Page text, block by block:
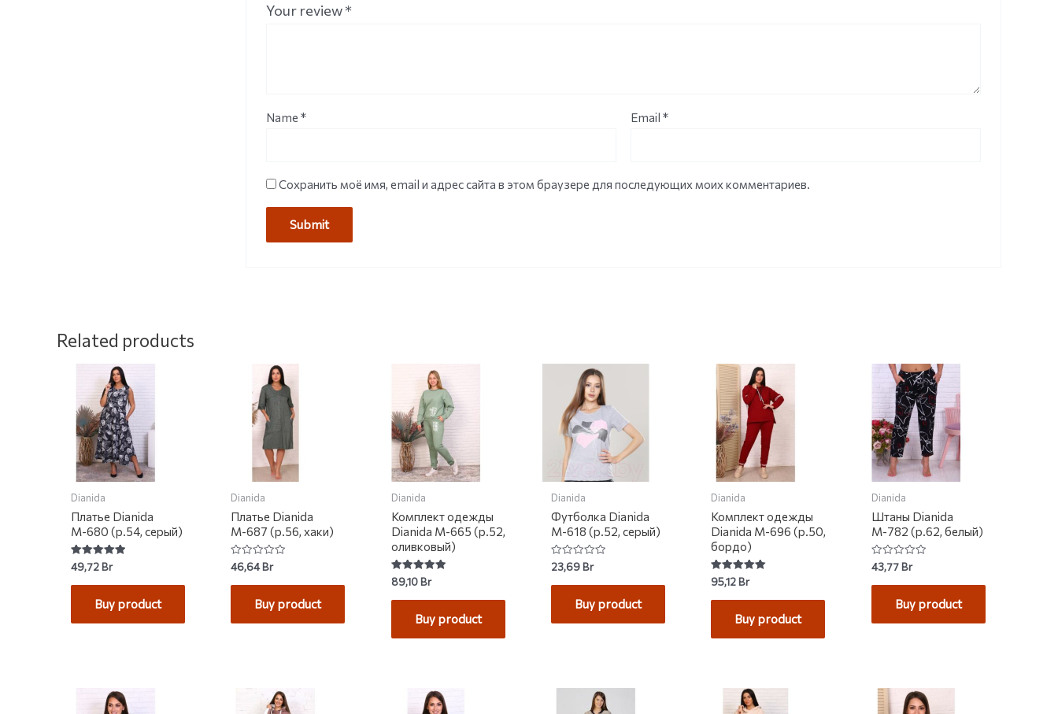
Your review*
Name* Email*
Сохранить моё имя, email и адрес сайта в этом браузере для последующих моих комментариев.
Related products
Dianida
Платье Dianida
М-680 (р.54, серый)
Rated
5.00
out of 5
49,72 Br
Buy product
Dianida
Платье Dianida
М-687 (р.56, хаки)
Rated
0
out
46,64Br
Buy product
Dianida
Комплект одежды
Dianida М-665 (р.52,
оливковый)
Rated
5.00
out of 5
89,10 Br
Buy product
Dianida
Футболка Dianida
М-618 (р.52, серый)
Rated
0
out
23,69 Br
Buy product
Dianida
Комплект одежды
Dianida М-696 (р.50,
бордо)
Rated
5.00
out of 5
95,12 Br
Buy product
Dianida
Штаны Dianida
М-782 (р.62, белый)
Rated
0
out
43,77 Br
Buy product